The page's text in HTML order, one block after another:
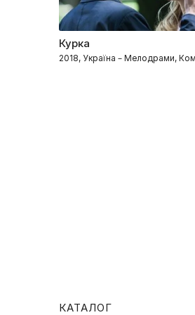
Курка
2018, Україна – Мелодрами,
КАТАЛОГ